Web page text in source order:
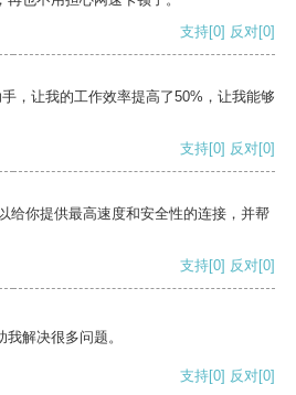
支持[0] 反对[0]
，让我的工作效率提高了50%，让我能够
支持[0] 反对[0]
给你提供最高速度和安全性的连接，并帮
支持[0] 反对[0]
解决很多问题。
支持[0] 反对[0]